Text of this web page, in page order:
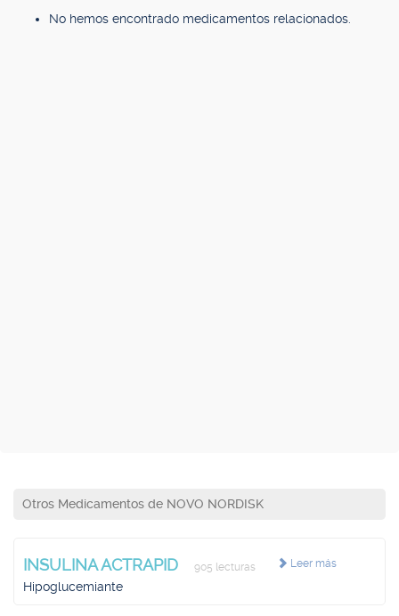
No hemos encontrado medicamentos relacionados.
Otros Medicamentos de NOVO NORDISK
Leer más
INSULINA ACTRAPID 905 lecturas
Hipoglucemiante